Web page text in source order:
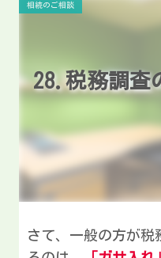
28.税務調査
相続のご相談
さて、一般の方が税